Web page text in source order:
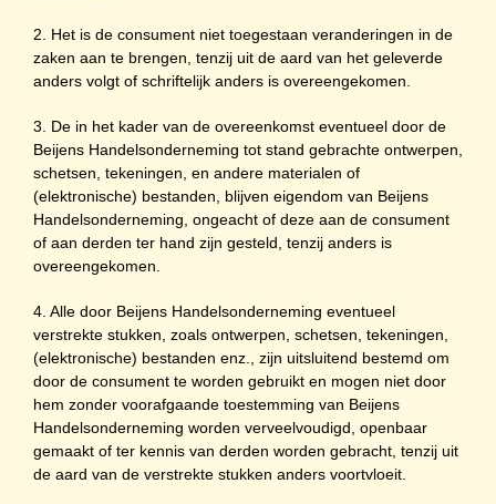
2. Het is de consument niet toegestaan veranderingen in de
zaken aan te brengen, tenzij uit de aard van het geleverde
anders volgt of schriftelijk anders is overeengekomen.
3. De in het kader van de overeenkomst eventueel door de
Beijens Handelsonderneming tot stand gebrachte ontwerpen,
schetsen, tekeningen, en andere materialen of
(elektronische) bestanden, blijven eigendom van Beijens
Handelsonderneming, ongeacht of deze aan de consument
of aan derden ter hand zijn gesteld, tenzij anders is
overeengekomen.
4. Alle door Beijens Handelsonderneming eventueel
verstrekte stukken, zoals ontwerpen, schetsen, tekeningen,
(elektronische) bestanden enz., zijn uitsluitend bestemd om
door de consument te worden gebruikt en mogen niet door
hem zonder voorafgaande toestemming van Beijens
Handelsonderneming worden verveelvoudigd, openbaar
gemaakt of ter kennis van derden worden gebracht, tenzij uit
de aard van de verstrekte stukken anders voortvloeit.